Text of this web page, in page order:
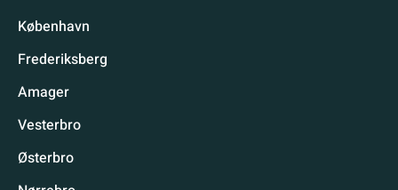
København
Frederiksberg
Amager
Vesterbro
Østerbro